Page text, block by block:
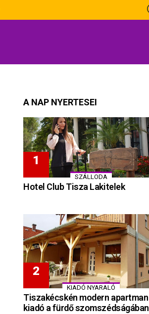
A NAP NYERTESEI
SZÁLLODA
Hotel Club Tisza Lakitelek
KIADÓ NYARALÓ
Tiszakécskén modern apartman
kiadó a fürdő szomszédságában